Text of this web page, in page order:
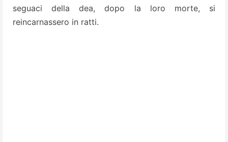
seguaci della dea, dopo la loro morte, si
reincarnassero in ratti.